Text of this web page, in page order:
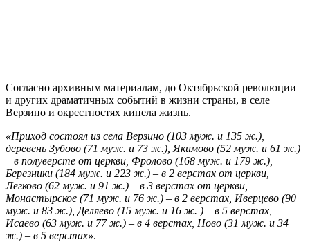
Согласно архивным материалам, до Октябрьской революции
и других драматичных событий в жизни страны, в селе
Верзино и окрестностях кипела жизнь.
«Приход состоял из села Верзино (103 муж. и 135 ж.),
деревень Зубово (71 муж. и 73 ж.), Якимово (52 муж. и 61 ж.)
– в полуверсте от церкви, Фролово (168 муж. и 179 ж.),
Березники (184 муж. и 223 ж.) – в 2 верстах от церкви,
Легково (62 муж. и 91 ж.) – в 3 верстах от церкви,
Монастырское (71 муж. и 76 ж.) – в 2 верстах, Иверцево (90
муж. и 83 ж.), Деляево (15 муж. и 16 ж. ) – в 5 верстах,
Исаево (63 муж. и 77 ж.) – в 4 верстах, Ново (31 муж. и 34
ж.) – в 5 верстах».